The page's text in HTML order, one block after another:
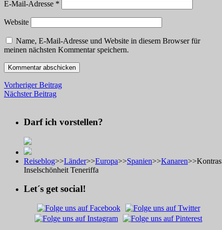
E-Mail-Adresse *
Website
Name, E-Mail-Adresse und Website in diesem Browser für
meinen nächsten Kommentar speichern.
Vorheriger Beitrag
Nächster Beitrag
Darf ich vorstellen?
Reiseblog>>Länder>>Europa>>Spanien>>Kanaren>>
Inselschönheit Teneriffa
Let´s get social!